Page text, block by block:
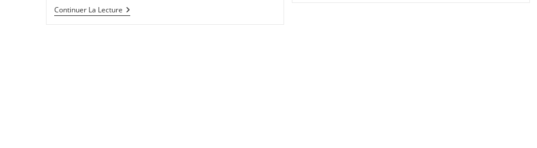
Continuer La LectureConfiture
Quetsche-